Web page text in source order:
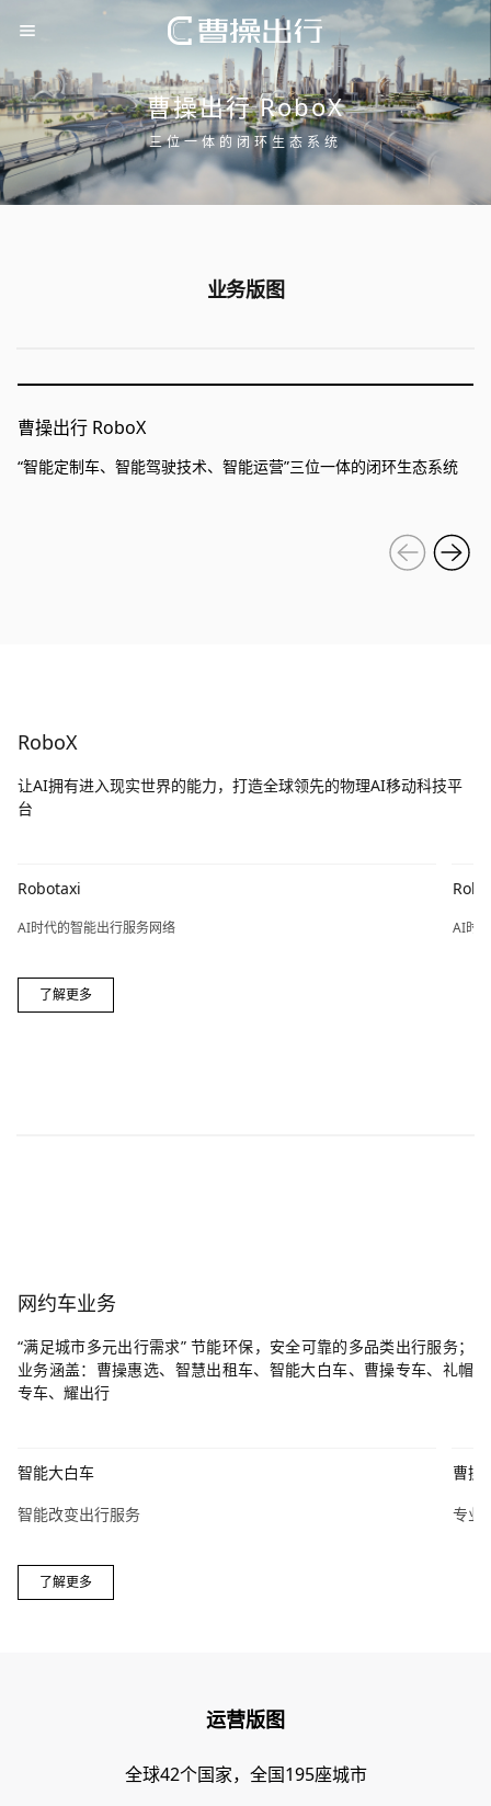
曹操出行 RoboX
三位一体的闭环生态系统
业务版图
曹操出行 RoboX
“智能定制车、智能驾驶技术、智能运营”三位一体的闭环生态系统
RoboX
让AI拥有进入现实世界的能力，打造全球领先的物理AI移动科技平
台
Robotaxi
AI时代的智能出行服务网络 AI时
了解更多
网约车业务
“满足城市多元出行需求” 节能环保，安全可靠的多品类出行服务；
业务涵盖：曹操惠选、智慧出租车、智能大白车、曹操专车、礼帽
专车、耀出行
智能大白车
智能改变出行服务
曹操
专业
了解更多
运营版图
全球42个国家，全国195座城市
2
0
1 4
0
1
02 2